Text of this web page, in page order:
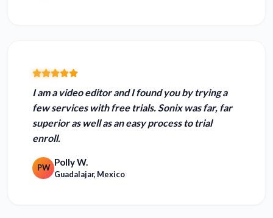
I am a video editor and I found you by trying a
few services with free trials. Sonix wasfar, far
superioras well as an easy process to trial
enroll.
PW Polly W.
Guadalajar, Mexico